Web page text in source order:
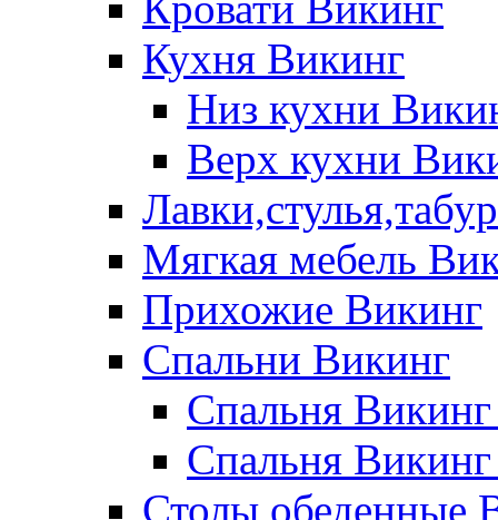
Кухня Викинг
Низ кухни
Верх кухни
Мягкая мебель
Прихожие Викинг
Спальни Викинг
Спальня
Спальня
Столы обеденные